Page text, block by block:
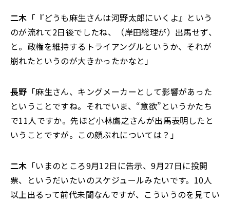
二木 「『どうも麻生さんは河野太郎にいくよ』という
のが流れて2日後でしたね、（岸田総理が）出馬せず、
と。政権を維持するトライアングルというか、それが
崩れたというのが大きかったかなと」
長野 「麻生さん、キングメーカーとして影響があった
ということですね。それでいま、“意欲”というかたち
で11人ですか。先ほど小林鷹之さんが出馬表明したと
いうことですが。この顔ぶれについては？」
二木 「いまのところ9月12日に告示、9月27日に投開
票、というだいたいのスケジュールみたいです。10人
以上出るって前代未聞なんですが、こういうのを見てい